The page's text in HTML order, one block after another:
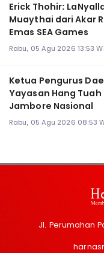
Erick Thohir:
Muaythai dari Akar
Emas SEA Games
Rabu, 05 Agu 2026 13:53
Ketua Pengurus
Yayasan Hang
Jambore Nasional
Rabu, 05 Agu 2026 08:53
Jl. Perumahan